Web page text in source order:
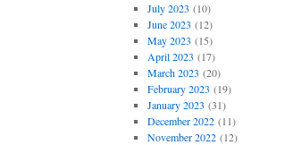
July 2023 (10)
June 2023 (12)
May 2023 (15)
April 2023 (17)
March 2023 (20)
February 2023 (19)
January 2023 (31)
December 2022(11)
November 2022(12)